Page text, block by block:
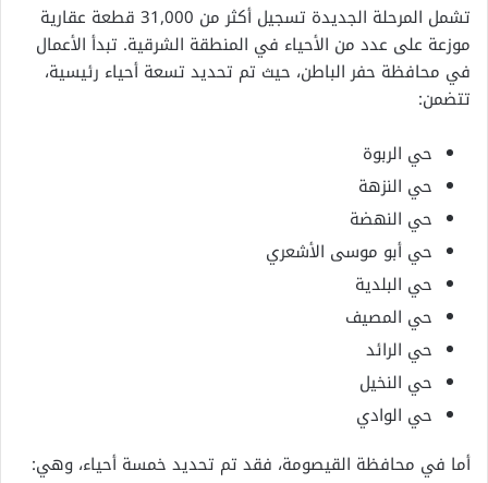
تشمل المرحلة الجديدة تسجيل أكثر من 31,000 قطعة عقارية
موزعة على عدد من الأحياء في المنطقة الشرقية. تبدأ الأعمال
في محافظة حفر الباطن، حيث تم تحديد تسعة أحياء رئيسية،
تتضمن:
حي الربوة
حي النزهة
حي النهضة
حي أبو موسى الأشعري
حي البلدية
حي المصيف
حي الرائد
حي النخيل
حي الوادي
أما في محافظة القيصومة، فقد تم تحديد خمسة أحياء، وهي: